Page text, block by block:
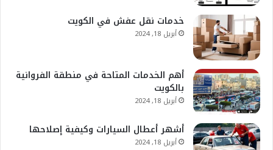
خدمات نقل عفش في الكويت
أبريل 18, 2024
أهم الخدمات المتاحة في منطقة الفروانية
بالكويت
أبريل 18, 2024
أشهر أعطال السيارات وكيفية إصلاحها
أبريل 18, 2024